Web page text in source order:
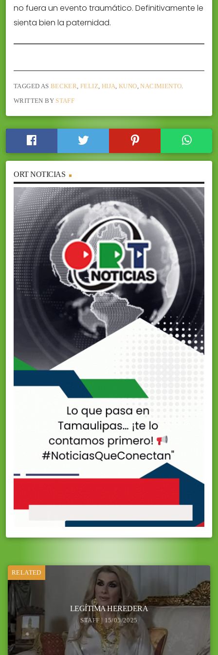
no fuera un evento traumático. Definitivamente le
sienta bien la paternidad.
TAGGED AS BECKER ,FELIZ, HIJA ,KUNO ,NACIMIENTO
WRITTEN BY STAFF
ORT NOTICIAS
RELATED
LEGÍTIMA HEREDERA
STAFF | 15/05/2025